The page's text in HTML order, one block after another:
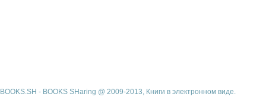
BOOKS.SH - BOOKS SHaring @ 2009-2013, Книги в электронном виде.